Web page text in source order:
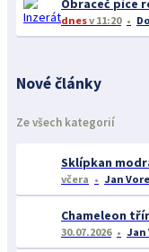
Obraceč píce
dnesv 11:20
Nové články
Ze všech kategorií
Sklípkan
včera Jan
Chameleon
30.07.2026 Jan